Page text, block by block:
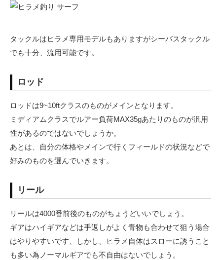
タックルはヒラメ専用モデルもありますがシーバスタックル
でも十分、流用可能です。
ロッド
ロッドは9~10ftクラスのものがメインとなります。
ミディアムクラスでルアー負荷MAX35gあたりのものが汎用
性があるのではないでしょうか。
あとは、自分の体格やメインで行くフィールドの状況などで
好みのものを選んでいきます。
リール
リールは4000番前後のものがちょうどいいでしょう。
ギアはハイギアなどは手返しがよく青物も合わせて狙う場合
はやりやすいです、しかし、ヒラメ自体はスローに誘うこと
も多い為ノーマルギアでも不自由はないでしょう。